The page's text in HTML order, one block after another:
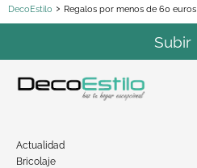
DecoEstilo Regalos por menos de 60 euros
Subir
Actualidad
Bricolaje